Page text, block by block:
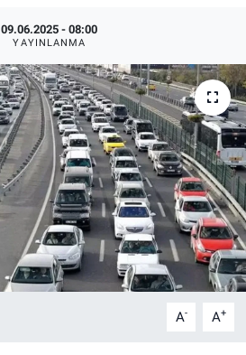
09.06.2025 - 08:00
YAYINLANMA
A- A+